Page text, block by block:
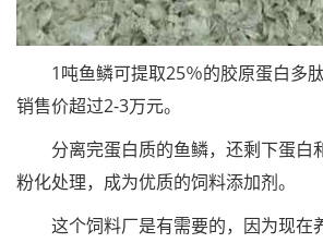
1吨鱼鳞可提取25％的胶原蛋白多
销售价超过2-3万元。
分离完蛋白质的鱼鳞，还剩下蛋白
粉化处理，成为优质的饲料添加剂。
这个饲料厂是有需要的，因为现在